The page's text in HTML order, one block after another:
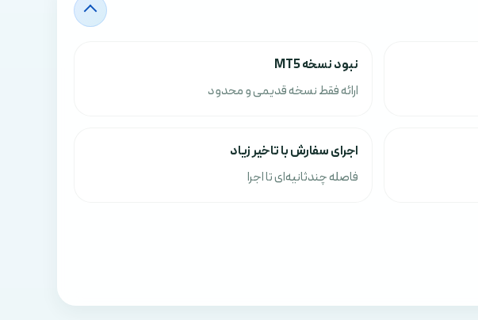
نبود نسخه MT5
ارائه فقط نسخه قدیمی و محدود
اجرای سفارش با تاخیر زیاد
فاصله چندثانیه‌ای تا اجرا